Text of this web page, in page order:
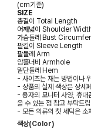
(cm기준)
SIZE
총길이 Total Length
어깨넓이 Shoulder
가슴둘레 Bust
팔길이 Sleeve Length
팔둘레 Arm
암홀너비 Armhole
밑단둘레 Hem
- 사이즈는 재는 방법이나
- 상품의 실제 색상은 상세
- 용자의 모니터 사양, 휴대
을 수 있는 점 참고 부탁드
- 모든 의류의 첫 세탁은 소
색상(Color)